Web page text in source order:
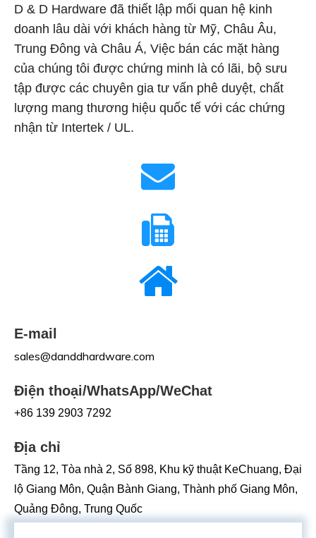
D & D Hardware đã thiết lập mối quan hệ kinh
doanh lâu dài với khách hàng từ Mỹ, Châu Âu,
Trung Đông và Châu Á, Việc bán các mặt hàng
của chúng tôi được chứng minh là có lãi, bộ sưu
tập được các chuyên gia tư vấn phê duyệt, chất
lượng mang thương hiệu quốc tế với các chứng
nhận từ Intertek / UL.
E-mail
sales@danddhardware.com
Điện thoại/WhatsApp/WeChat
+86 139 2903 7292
Địa chỉ
Tầng 12, Tòa nhà 2, Số 898, Khu kỹ thuật KeChuang, Đại
lộ Giang Môn, Quận Bành Giang, Thành phố Giang Môn,
Quảng Đông, Trung Quốc